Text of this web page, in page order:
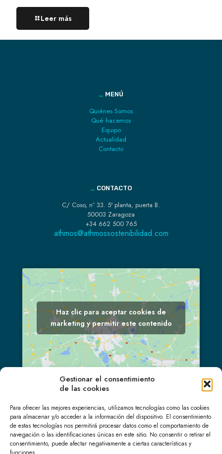
Gestionar el consentimiento
de las cookies
Para ofrecer las mejores experiencias, utilizamos tecnologías como las cookies
para almacenar y/o acceder a la información del dispositivo. El consentimiento
de estas tecnologías nos permitirá procesar datos como el comportamiento de
navegación o las identificaciones únicas en este sitio. No consentir o retirar el
consentimiento, puede afectar negativamente a ciertas características y
Leer más
_ MENÚ
Quiénes Somos
Qué hacemos
Equipo
Actualidad
Contacto
_ CONTACTO
C/ Coso, nº 33. 5ª planta, puerta B.
50003 Zaragoza
+34 662 500 765
athmos@athmossostenibilidad.com
Haz clic para aceptar cookies de
marketing y permitir este contenido
LinkedIn